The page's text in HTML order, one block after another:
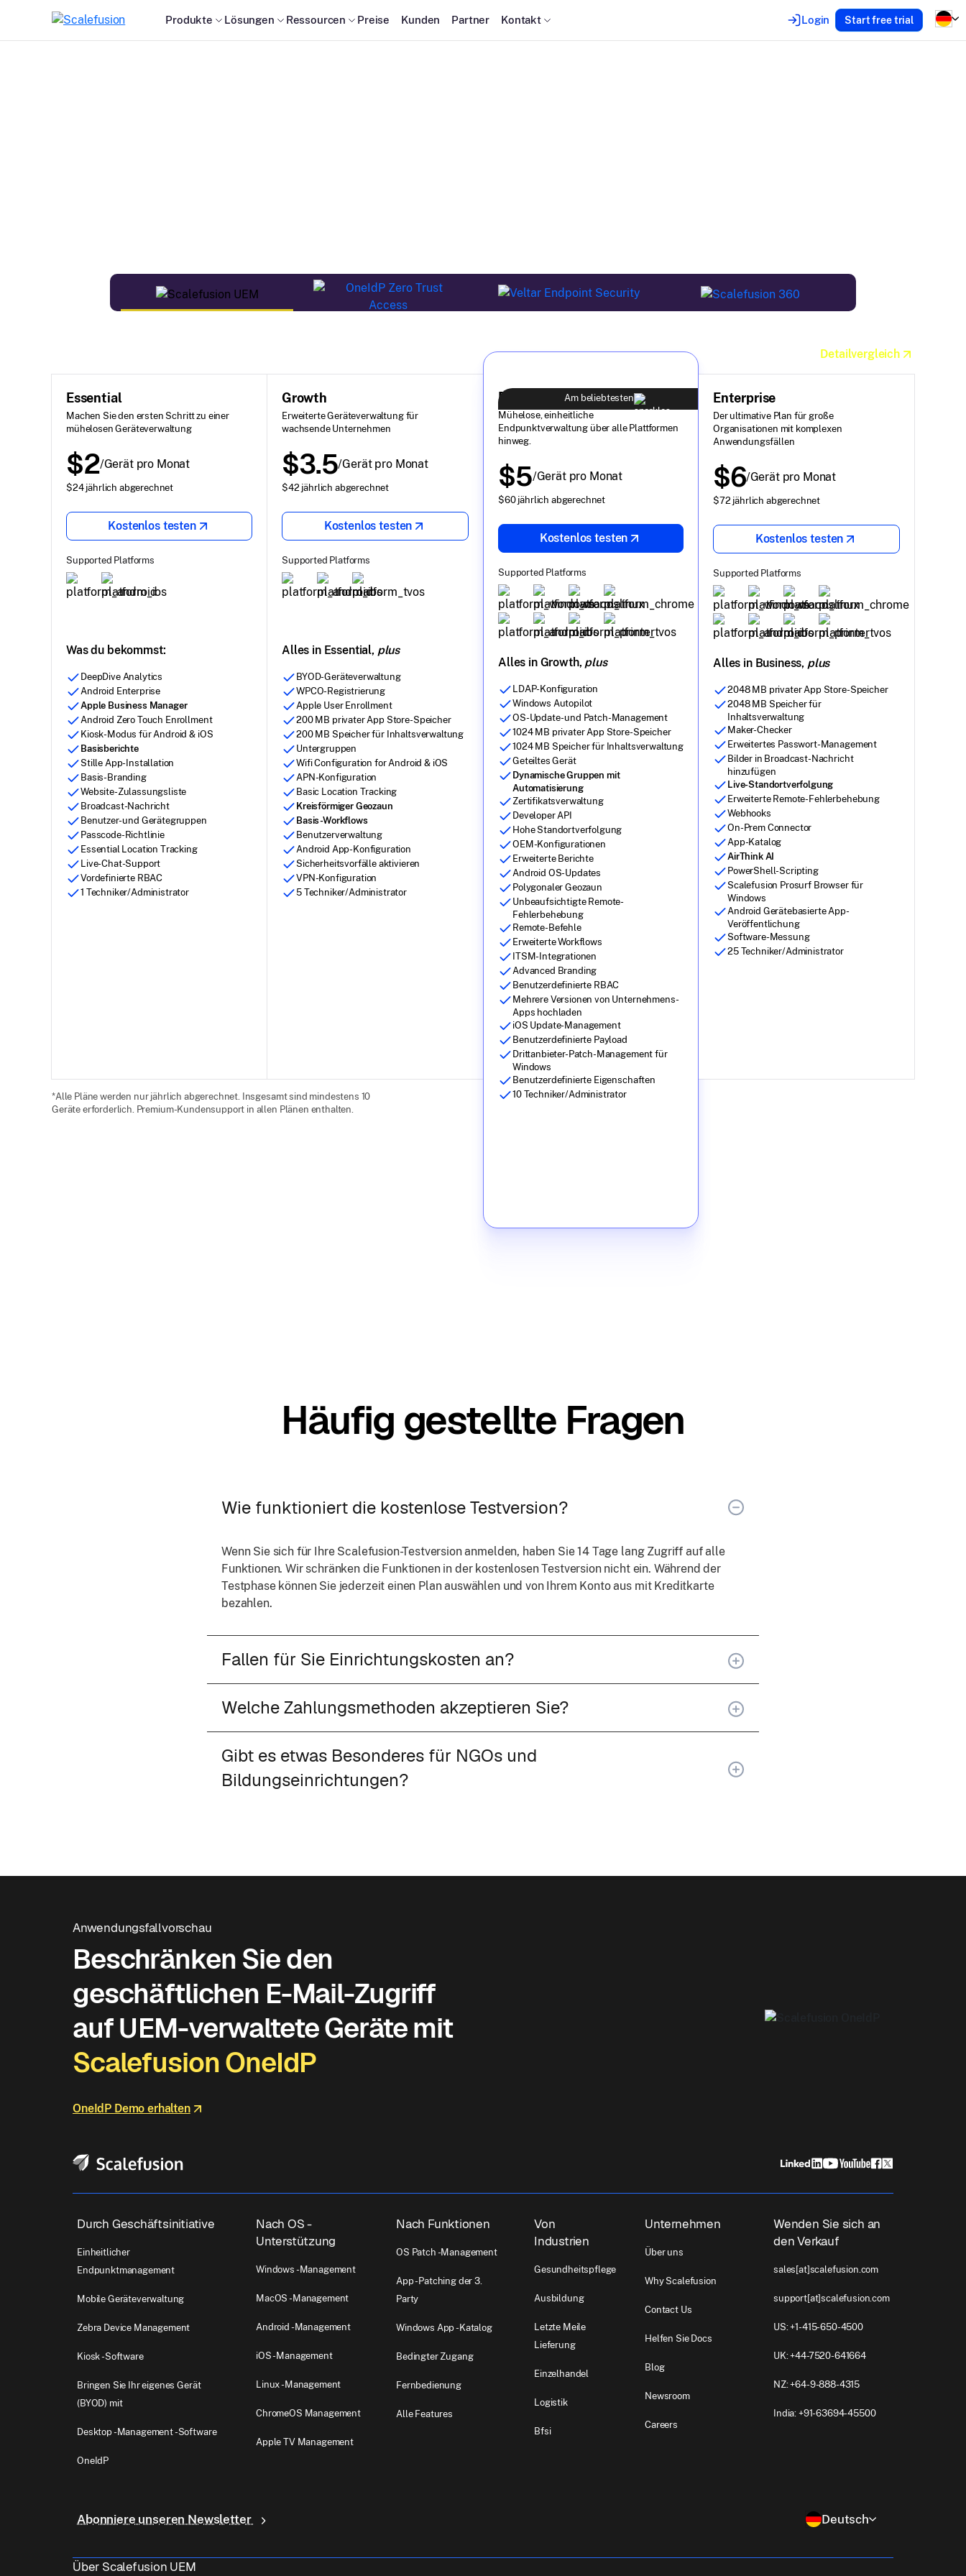
Produkte Lösungen Ressourcen Preise Kunden Partner Kontakt Login Start free trial
Detailvergleich
Essential
Machen Sie den ersten Schritt zu einer
mühelosen Geräteverwaltung
$2/Gerät pro Monat
$24 jährlich abgerechnet
Kostenlos testen
Supported Platforms
Was du bekommst:
DeepDive Analytics
Android Enterprise
Apple Business Manager
Android Zero Touch Enrollment
Kiosk-Modus für Android & iOS
Basisberichte
Stille App-Installation
Basis-Branding
Website-Zulassungsliste
Broadcast-Nachricht
Benutzer- und Gerätegruppen
Passcode-Richtlinie
Essential Location Tracking
Live-Chat-Support
Vordefinierte RBAC
1 Techniker/Administrator
Growth
Erweiterte Geräteverwaltung für
wachsende Unternehmen
$3.5/Gerät pro Monat
$42 jährlich abgerechnet
Kostenlos testen
Supported Platforms
Alles in Essential, plus
BYOD-Geräteverwaltung
WPCO-Registrierung
Apple User Enrollment
200 MB privater App Store-Speicher
200 MB Speicher für Inhaltsverwaltung
Untergruppen
Wifi Configuration for Android & iOS
APN-Konfiguration
Basic Location Tracking
Kreisförmiger Geozaun
Basis-Workflows
Benutzerverwaltung
Android App-Konfiguration
Sicherheitsvorfälle aktivieren
VPN-Konfiguration
5 Techniker/Administrator
Am beliebtesten
Business
Mühelose, einheitliche
Endpunktverwaltung über alle Plattformen
hinweg.
$5/Gerät pro Monat
$60 jährlich abgerechnet
Kostenlos testen
Supported Platforms
Alles in Growth, plus
LDAP-Konfiguration
Windows Autopilot
OS-Update- und Patch-Management
1024 MB privater App Store-Speicher
1024 MB Speicher für Inhaltsverwaltung
Geteiltes Gerät
Dynamische Gruppen mit
Automatisierung
Zertifikatsverwaltung
Developer API
Hohe Standortverfolgung
OEM-Konfigurationen
Erweiterte Berichte
Android OS-Updates
Polygonaler Geozaun
Unbeaufsichtigte Remote-
Fehlerbehebung
Remote-Befehle
Erweiterte Workflows
ITSM-Integrationen
Advanced Branding
Benutzerdefinierte RBAC
Mehrere Versionen von Unternehmens-
Apps hochladen
iOS Update-Management
Benutzerdefinierte Payload
Drittanbieter-Patch-Management für
Windows
Benutzerdefinierte Eigenschaften
10 Techniker/Administrator
Enterprise
Der ultimative Plan für große
Organisationen mit komplexen
Anwendungsfällen
$6/Gerät pro Monat
$72 jährlich abgerechnet
Kostenlos testen
Supported Platforms
Alles in Business, plus
2048 MB privater App Store-Speicher
2048 MB Speicher für
Inhaltsverwaltung
Maker-Checker
Erweitertes Passwort-Management
Bilder in Broadcast-Nachricht
hinzufügen
Live-Standortverfolgung
Erweiterte Remote-Fehlerbehebung
Webhooks
On-Prem Connector
App-Katalog
AirThink AI
PowerShell-Scripting
Scalefusion Prosurf Browser für
Windows
Android Gerätebasierte App-
Veröffentlichung
Software-Messung
25 Techniker/Administrator
*Alle Pläne werden nur jährlich abgerechnet. Insgesamt sind mindestens 10
Geräte erforderlich. Premium-Kundensupport in allen Plänen enthalten.
Häufig gestellte Fragen
Wie funktioniert die kostenlose Testversion?
Wenn Sie sich für Ihre Scalefusion-Testversion anmelden, haben Sie 14 Tage lang Zugriff auf alle
Funktionen. Wir schränken die Funktionen in der kostenlosen Testversion nicht ein. Während der
Testphase können Sie jederzeit einen Plan auswählen und von Ihrem Konto aus mit Kreditkarte
bezahlen.
Fallen für Sie Einrichtungskosten an?
Welche Zahlungsmethoden akzeptieren Sie?
Gibt es etwas Besonderes für NGOs und
Bildungseinrichtungen?
Anwendungsfallvorschau
Beschränken Sie den
geschäftlichen E-Mail-Zugriff
auf UEM-verwaltete Geräte mit
Scalefusion OneIdP
OneIdP Demo erhalten
Durch Geschäftsinitiative
Einheitlicher
Endpunktmanagement
Mobile Geräteverwaltung
Zebra Device Management
Kiosk -Software
Bringen Sie Ihr eigenes Gerät
(BYOD) mit
Desktop -Management -Software
OneIdP
Nach OS -
Unterstützung
Windows -Management
MacOS -Management
Android -Management
iOS -Management
Linux -Management
ChromeOS Management
Apple TV Management
Nach Funktionen
OS Patch -Management
App -Patching der 3.
Party
Windows App -Katalog
Bedingter Zugang
Fernbedienung
Alle Features
Von
Industrien
Gesundheitspflege
Ausbildung
Letzte Meile
Lieferung
Einzelhandel
Logistik
Bfsi
Unternehmen
Über uns
Why Scalefusion
Contact Us
Helfen Sie Docs
Blog
Newsroom
Careers
Wenden Sie sich an
den Verkauf
sales[at]scalefusion.com
support[at]scalefusion.com
US: +1-415-650-4500
UK: +44-7520-641664
NZ: +64-9-888-4315
India: +91-63694-45500
Abonniere unseren Newsletter Deutsch
Über Scalefusion UEM